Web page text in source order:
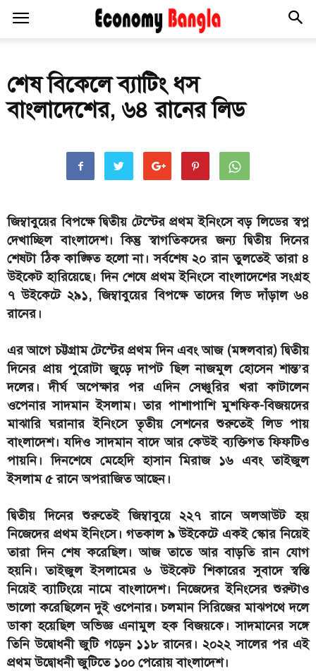
শেষ বিকেলে ব্যাটিং ধস
বাংলাদেশের, ৬৪ রানের লিড
জিম্বাবুয়ের বিপক্ষে দ্বিতীয় টেস্টের প্রথম ইনিংসে বড় লিডের স্বপ্ন
দেখাচ্ছিল বাংলাদেশ। কিন্তু স্বাগতিকদের জন্য দ্বিতীয় দিনের
শেষটা ঠিক কাঙ্ক্ষিত হলো না। সর্বশেষ ২০ রান তুলতেই তারা ৪
উইকেট হারিয়েছে। দিন শেষে প্রথম ইনিংসে বাংলাদেশের সংগ্রহ
৭ উইকেটে ২৯১, জিম্বাবুয়ের বিপক্ষে তাদের লিড দাঁড়াল ৬৪
রানের।
এর আগে চট্টগ্রাম টেস্টের প্রথম দিন এবং আজ (মঙ্গলবার) দ্বিতীয়
দিনের প্রায় পুরোটা জুড়ে দাপট ছিল নাজমুল হোসেন শান্ত’র
দলের। দীর্ঘ অপেক্ষার পর এদিন সেঞ্চুরির খরা কাটালেন
ওপেনার সাদমান ইসলাম। তার পাশাপাশি মুশফিক-বিজয়দের
মাঝারি ঘরানার ইনিংসে তৃতীয় সেশনের শুরুতেই লিড পায়
বাংলাদেশ। যদিও সাদমান বাদে আর কেউই ব্যক্তিগত ফিফটিও
পায়নি। দিনশেষে মেহেদি হাসান মিরাজ ১৬ এবং তাইজুল
ইসলাম ৫ রানে অপরাজিত আছেন।
দ্বিতীয় দিনের শুরুতেই জিম্বাবুয়ে ২২৭ রানে অলআউট হয়
নিজেদের প্রথম ইনিংসে। গতকাল ৯ উইকেটে একই স্কোর নিয়েই
তারা দিন শেষ করেছিল। আজ তাতে আর বাড়তি রান যোগ
হয়নি। তাইজুল ইসলামের ৬ উইকেট শিকারের সুবাদে স্বস্তি
নিয়েই ব্যাটিংয়ে নামে বাংলাদেশ। নিজেদের ইনিংসের শুরুটাও
ভালো করেছিলেন দুই ওপেনার। চলমান সিরিজের মাঝপথে দলে
ডাকা হয়েছিল অভিজ্ঞ এনামুল হক বিজয়কে। সাদমানের সঙ্গে
তিনি উদ্বোধনী জুটি গড়েন ১১৮ রানের। ২০২২ সালের পর এই
প্রথম উদ্বোধনী জুটিতে ১০০ পেরোয় বাংলাদেশ।